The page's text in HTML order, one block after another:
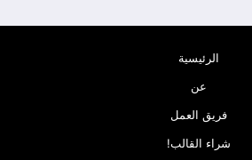
الرئيسية
عن
فريق العمل
شراء القالب!